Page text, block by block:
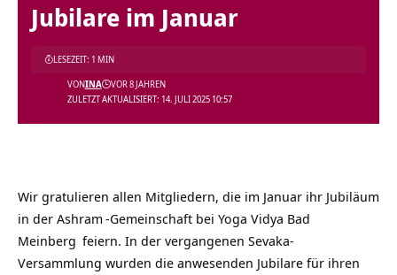
Jubilare im Januar
ZULETZT AKTUALISIERT: 14. JULI 2025 10:57
VONINA VOR 8 JAHREN
LESEZEIT: 1 MIN
Wir gratulieren allen Mitgliedern, die im Januar ihr Jubiläum
in der Ashram -Gemeinschaft bei Yoga Vidya Bad
Meinberg feiern. In der vergangenen Sevaka-
Versammlung wurden die anwesenden Jubilare für ihren